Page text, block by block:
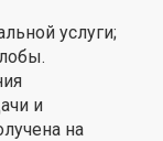
услуги;
и
на